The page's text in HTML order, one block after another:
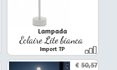
Lampada
Eclaire Lite bianca
Import TP
€50,57